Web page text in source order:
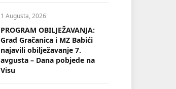
1 Augusta, 2026
PROGRAM OBILJEŽAVANJA:
Grad Gračanica i MZ Babići
najavili obilježavanje 7.
avgusta – Dana pobjede na
Visu